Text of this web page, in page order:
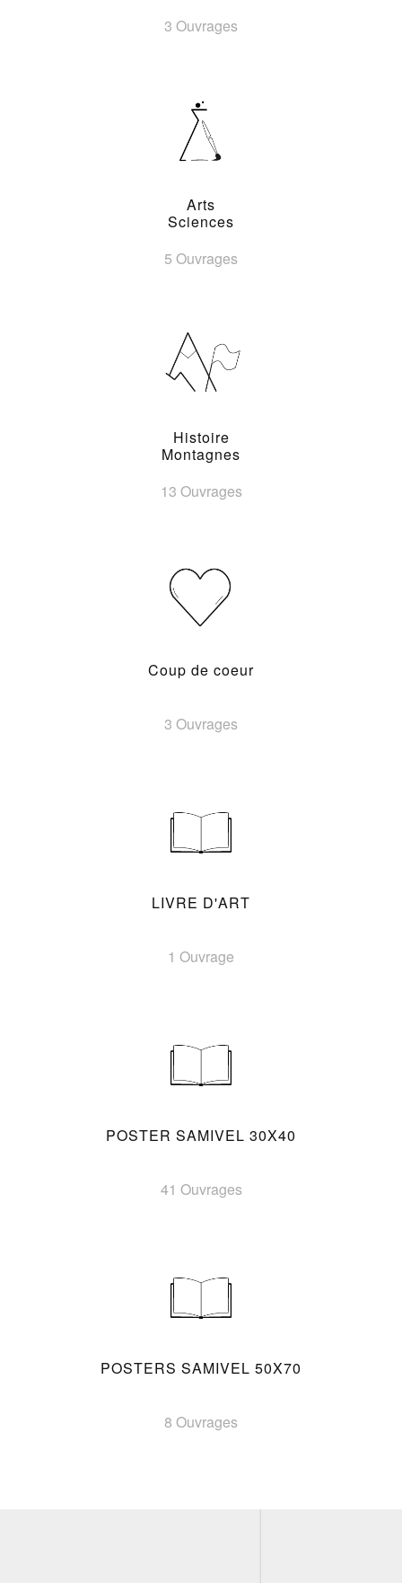
3 Ouvrages
Arts
Sciences
5 Ouvrages
Histoire
Montagnes
13 Ouvrages
Coup de coeur
3 Ouvrages
LIVRE D'ART
1 Ouvrage
POSTER SAMIVEL 30X40
41 Ouvrages
POSTERS SAMIVEL 50X70
8 Ouvrages